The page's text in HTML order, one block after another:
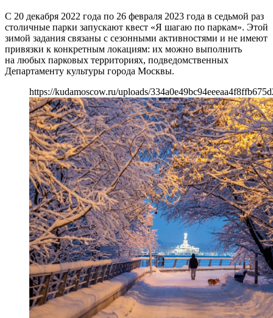
С 20 декабря 2022 года по 26 февраля 2023 года в седьмой раз
столичные парки запускают квест «Я шагаю по паркам». Этой
зимой задания связаны с сезонными активностями и не имеют
привязки к конкретным локациям: их можно выполнить
на любых парковых территориях, подведомственных
Департаменту культуры города Москвы.
https://kudamoscow.ru/uploads/